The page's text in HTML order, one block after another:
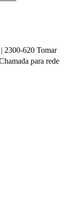
2300-620 Tomar
para rede